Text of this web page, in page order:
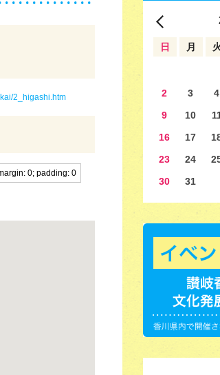
2_higashi.htm
日 月
2
3 4
9
10
16
17
23
24
30
31